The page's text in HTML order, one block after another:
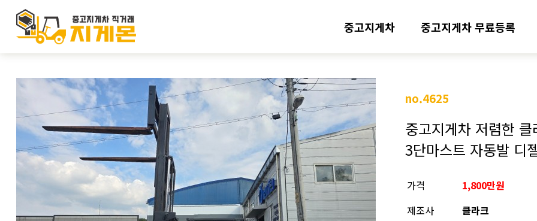
중고지게차 중고지게차 무료등록
no.4625
중고지게차 저렴한
3단마스트 자동발 디
가격
1,800만원
제조사
클라크